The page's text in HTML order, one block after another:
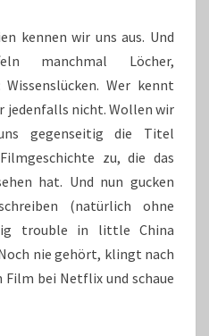
CHINA
kennen wir uns aus. Und
manchmal Löcher,
Wer kennt
jedenfalls nicht. Wollen wir
gegenseitig die Titel
zu, die das
hat. Und nun gucken
(natürlich ohne
trouble in little China
nie gehört, klingt nach
Film bei Netflix und schaue